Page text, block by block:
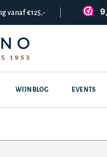
vanaf €125,-
WIJNBLOG EVENTS